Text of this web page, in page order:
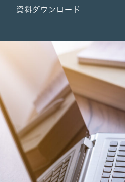
資料ダウンロード